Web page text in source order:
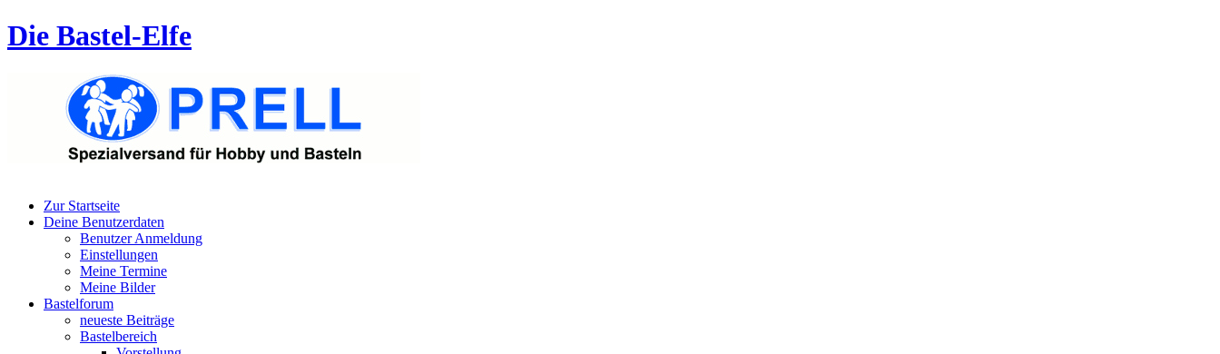
Die Bastel-Elfe
Zur Startseite
Deine Benutzerdaten
Benutzer Anmeldung
Einstellungen
Meine Termine
Meine Bilder
Bastelforum
neueste Beiträge
Bastelbereich